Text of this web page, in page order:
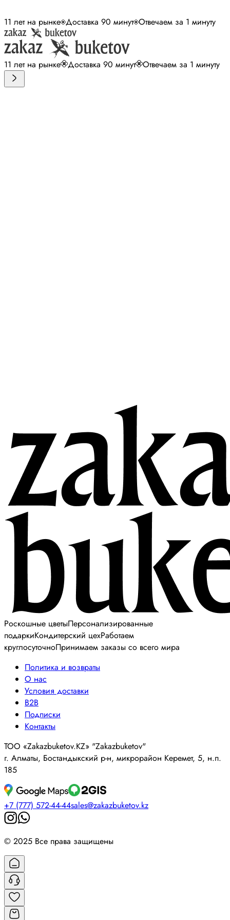
11 лет на рынке Доставка 90 минут Отвечаем за 1 минуту
11 лет на рынке Доставка 90 минут Отвечаем за 1 минуту
Роскошные цветыПерсонализированные
подаркиКондитерский цехРаботаем
круглосуточноПринимаем заказы со всего мира
Политика и возвраты
О нас
Условия доставки
B2B
Подписки
Контакты
ТОО «Zakazbuketov.KZ» "Zakazbuketov"
г. Алматы, Бостандыкский р-н, микрорайон Керемет, 5, н.п.
185
+7 (777) 572-44-44sales@zakazbuketov.kz
© 2025 Все права защищены